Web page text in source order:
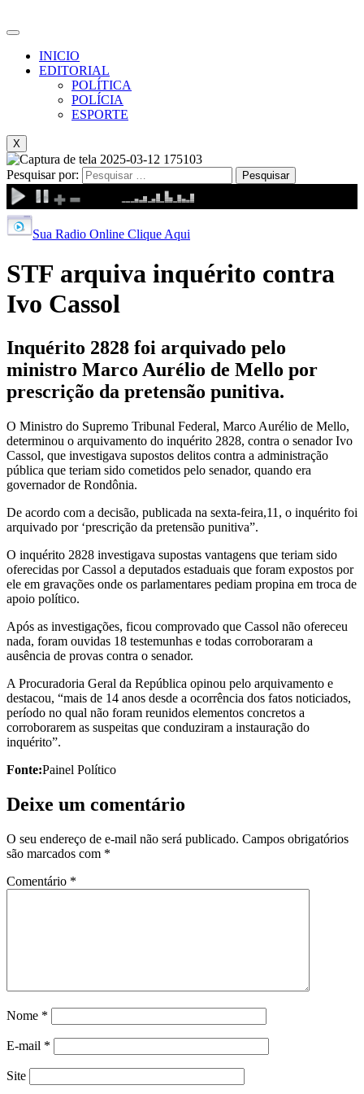
INICIO
EDITORIAL
POLÍTICA
POLÍCIA
ESPORTE
X
Pesquisar por:
Sua Radio Online Clique Aqui
STF arquiva inquérito contra
Ivo Cassol
Inquérito 2828 foi arquivado pelo
ministro Marco Aurélio de Mello por
prescrição da pretensão punitiva.
O Ministro do Supremo Tribunal Federal, Marco Aurélio de Mello,
determinou o arquivamento do inquérito 2828, contra o senador Ivo
Cassol, que investigava supostos delitos contra a administração
pública que teriam sido cometidos pelo senador, quando era
governador de Rondônia.
De acordo com a decisão, publicada na sexta-feira,11, o inquérito foi
arquivado por ‘prescrição da pretensão punitiva”.
O inquérito 2828 investigava supostas vantagens que teriam sido
oferecidas por Cassol a deputados estaduais que foram expostos por
ele em gravações onde os parlamentares pediam propina em troca de
apoio político.
Após as investigações, ficou comprovado que Cassol não ofereceu
nada, foram ouvidas 18 testemunhas e todas corroboraram a
ausência de provas contra o senador.
A Procuradoria Geral da República opinou pelo arquivamento e
destacou, “mais de 14 anos desde a ocorrência dos fatos noticiados,
período no qual não foram reunidos elementos concretos a
corroborarem as suspeitas que conduziram a instauração do
inquérito”.
Fonte:Painel Político
Deixe um comentário
O seu endereço de e-mail não será publicado. Campos obrigatórios
são marcados com *
Comentário *
Nome *
E-mail *
Site